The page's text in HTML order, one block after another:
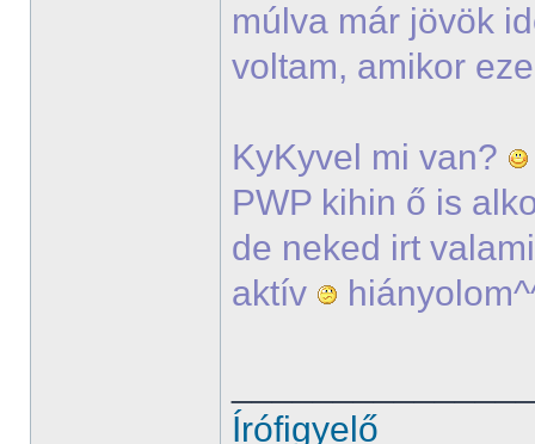
múlva már jövök
voltam, amikor
KyKyvel mi van?
PWP kihin ő is
de neked irt
aktív
Írófigyelő